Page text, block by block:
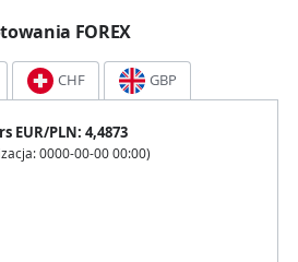
FOREX
CHF GBP
EUR/PLN: 4,4873
0000-00-00 00:00)